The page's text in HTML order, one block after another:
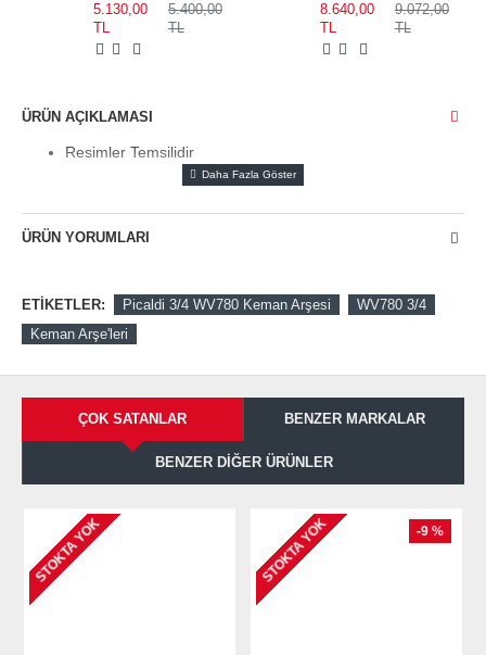
5.130,00
TL
5.400,00
TL
8.640,00
TL
9.072,00
TL
ÜRÜN AÇIKLAMASI
Resimler Temsilidir
ÜRÜN YORUMLARI
ETIKETLER: Picaldi 3/4 WV780 Keman Arşesi
WV780 3/4
Keman Arşe'leri
ÇOK SATANLAR BENZER MARKALAR
BENZER DIĞER ÜRÜNLER
STOKTA YOK -9 %
STOKTA YOK